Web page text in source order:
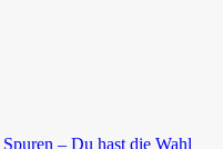
– Du hast die Wahl